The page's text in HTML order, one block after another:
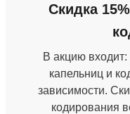
Скидка
В акцию
капельниц и
зависимости.
кодирования